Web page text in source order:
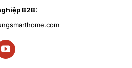
B2B: